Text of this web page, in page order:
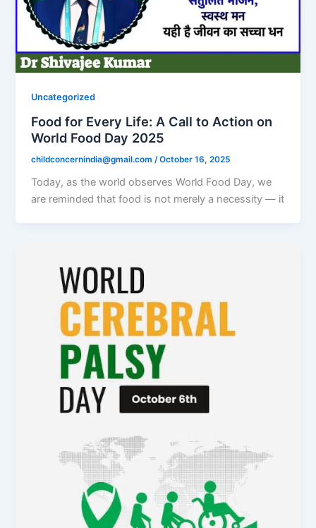
Uncategorized
Food for Every Life: A Call to Action on
World Food Day 2025
childconcernindia@gmail.com /October 16, 2025
Today, as the world observes World Food Day, we
are reminded that food is not merely a necessity — it